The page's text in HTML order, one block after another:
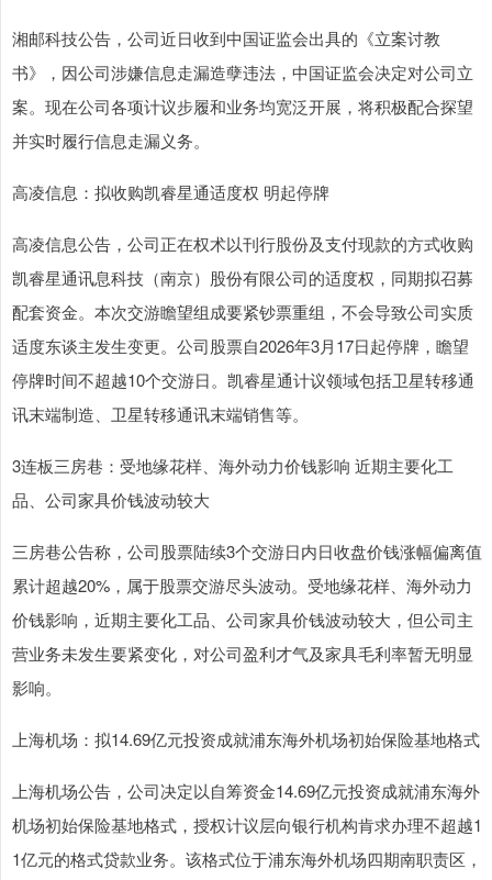
湘邮科技公告，公司近日收到中国证监会出具的《立案讨教
书》，因公司涉嫌信息走漏造孽违法，中国证监会决定对公司立
案。现在公司各项计议步履和业务均宽泛开展，将积极配合探望
并实时履行信息走漏义务。
高凌信息：拟收购凯睿星通适度权 明起停牌
高凌信息公告，公司正在权术以刊行股份及支付现款的方式收购
凯睿星通讯息科技（南京）股份有限公司的适度权，同期拟召募
配套资金。本次交游瞻望组成要紧钞票重组，不会导致公司实质
适度东谈主发生变更。公司股票自2026年3月17日起停牌，瞻望
停牌时间不超越10个交游日。凯睿星通计议领域包括卫星转移通
讯末端制造、卫星转移通讯末端销售等。
3连板三房巷：受地缘花样、海外动力价钱影响 近期主要化工
品、公司家具价钱波动较大
三房巷公告称，公司股票陆续3个交游日内日收盘价钱涨幅偏离值
累计超越20%，属于股票交游尽头波动。受地缘花样、海外动力
价钱影响，近期主要化工品、公司家具价钱波动较大，但公司主
营业务未发生要紧变化，对公司盈利才气及家具毛利率暂无明显
影响。
上海机场：拟14.69亿元投资成就浦东海外机场初始保险基地格式
上海机场公告，公司决定以自筹资金14.69亿元投资成就浦东海外
机场初始保险基地格式，授权计议层向银行机构肯求办理不超越1
1亿元的格式贷款业务。该格式位于浦东海外机场四期南职责区，